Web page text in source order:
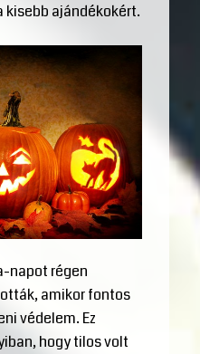
kisebb ajándékokért.
napot régen
amikor fontos
védelem. Ez
hogy tilos volt